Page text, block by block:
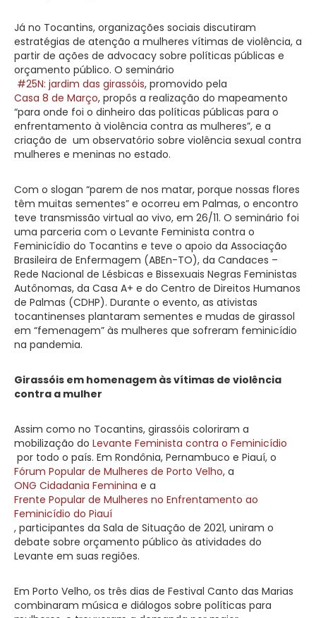
Já no Tocantins, organizações sociais discutiram
estratégias de atenção a mulheres vítimas de violência, a
partir de ações de advocacy sobre políticas públicas e
orçamento público. O seminário
#25N: jardim das girassóis, promovido pela
Casa 8 de Março, propôs a realização do mapeamento
“para onde foi o dinheiro das políticas públicas para o
enfrentamento à violência contra as mulheres”, e a
criação de um observatório sobre violência sexual contra
mulheres e meninas no estado.
Com o slogan “parem de nos matar, porque nossas flores
têm muitas sementes” e ocorreu em Palmas, o encontro
teve transmissão virtual ao vivo, em 26/11. O seminário foi
uma parceria com o Levante Feminista contra o
Feminicídio do Tocantins e teve o apoio da Associação
Brasileira de Enfermagem (ABEn-TO), da Candaces –
Rede Nacional de Lésbicas e Bissexuais Negras Feministas
Autônomas, da Casa A+ e do Centro de Direitos Humanos
de Palmas (CDHP). Durante o evento, as ativistas
tocantinenses plantaram sementes e mudas de girassol
em “femenagem” às mulheres que sofreram feminicídio
na pandemia.
Girassóis em homenagem às vítimas de violência
contra a mulher
Assim como no Tocantins, girassóis coloriram a
mobilização do Levante Feminista contra o Feminicídio
por todo o país. Em Rondônia, Pernambuco e Piauí, o
Fórum Popular de Mulheres de Porto Velho, a
ONG Cidadania Feminina e a
Frente Popular de Mulheres no Enfrentamento ao
Feminicídio do Piauí
, participantes da Sala de Situação de 2021, uniram o
debate sobre orçamento público às atividades do
Levante em suas regiões.
Em Porto Velho, os três dias de Festival Canto das Marias
combinaram música e diálogos sobre políticas para